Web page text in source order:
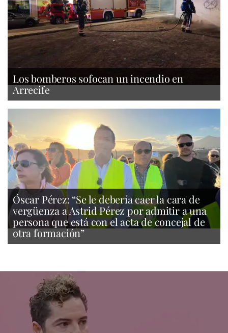
Los bomberos sofocan un incendio en
Arrecife
Óscar Pérez: “Se le debería caer la cara de
vergüenza a Astrid Pérez por admitir a una
persona que está con el acta de concejal de
otra formación”